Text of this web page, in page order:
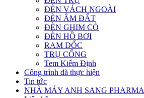
ĐÈN VÁCH NGOÀI
ĐÈN ÂM ĐẤT
ĐÈN GHIM CỎ
ĐÈN HỒ BƠI
RAM DỐC
TRỤ CỔNG
Tem Kiểm Định
Công trình đã thực hiện
Tin tức
NHÀ MÁY ANH SANG PHARMA